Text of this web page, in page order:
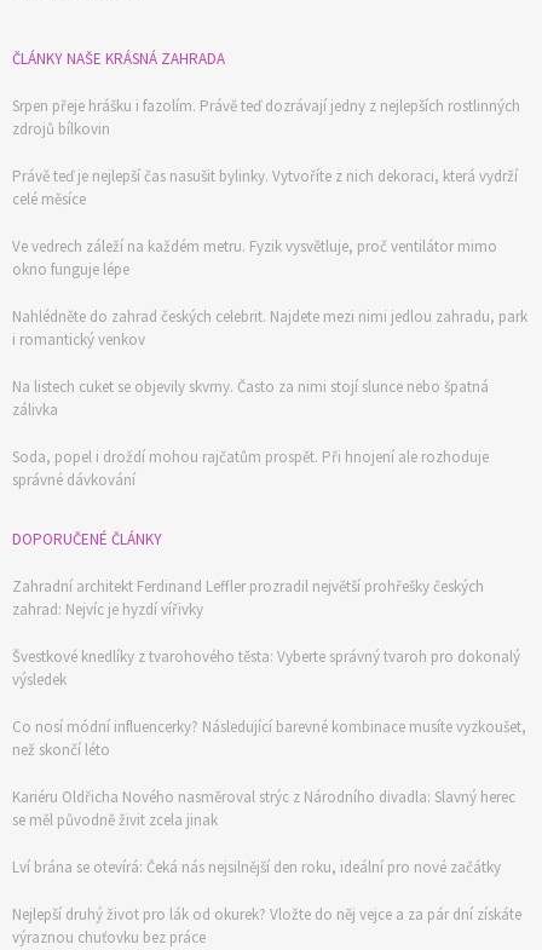
ČLÁNKY NAŠE KRÁSNÁ ZAHRADA
Srpen přeje hrášku i fazolím. Právě teď dozrávají jedny z nejlepších rostlinných
zdrojů bílkovin
Právě teď je nejlepší čas nasušit bylinky. Vytvoříte z nich dekoraci, která vydrží
celé měsíce
Ve vedrech záleží na každém metru. Fyzik vysvětluje, proč ventilátor mimo
okno funguje lépe
Nahlédněte do zahrad českých celebrit. Najdete mezi nimi jedlou zahradu, park
i romantický venkov
Na listech cuket se objevily skvrny. Často za nimi stojí slunce nebo špatná
zálivka
Soda, popel i droždí mohou rajčatům prospět. Při hnojení ale rozhoduje
správné dávkování
DOPORUČENÉ ČLÁNKY
Zahradní architekt Ferdinand Leffler prozradil největší prohřešky českých
zahrad: Nejvíc je hyzdí vířivky
Švestkové knedlíky z tvarohového těsta: Vyberte správný tvaroh pro dokonalý
výsledek
Co nosí módní influencerky? Následující barevné kombinace musíte vyzkoušet,
než skončí léto
Kariéru Oldřicha Nového nasměroval strýc z Národního divadla: Slavný herec
se měl původně živit zcela jinak
Lví brána se otevírá: Čeká nás nejsilnější den roku, ideální pro nové začátky
Nejlepší druhý život pro lák od okurek? Vložte do něj vejce a za pár dní získáte
výraznou chuťovku bez práce